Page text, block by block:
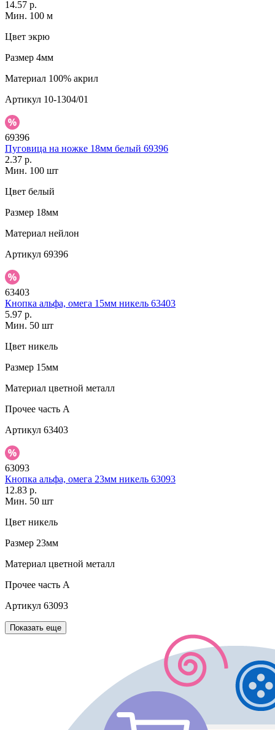
14.57 р.
Мин. 100 м
Цвет экрю
Размер 4мм
Материал 100% акрил
Артикул 10-1304/01
69396
Пуговица на ножке 18мм белый 69396
2.37 р.
Мин. 100 шт
Цвет белый
Размер 18мм
Материал нейлон
Артикул 69396
63403
Кнопка альфа, омега 15мм никель 63403
5.97 р.
Мин. 50 шт
Цвет никель
Размер 15мм
Материал цветной металл
Прочее часть A
Артикул 63403
63093
Кнопка альфа, омега 23мм никель 63093
12.83 р.
Мин. 50 шт
Цвет никель
Размер 23мм
Материал цветной металл
Прочее часть A
Артикул 63093
Показать еще